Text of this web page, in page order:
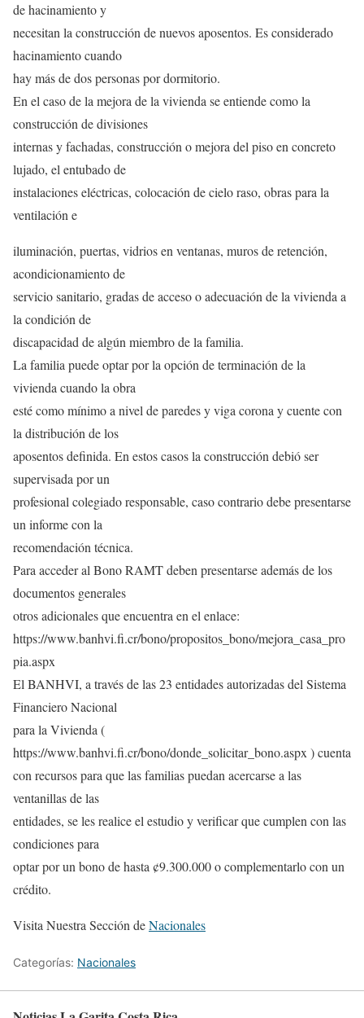
de hacinamiento y
necesitan la construcción de nuevos aposentos. Es considerado
hacinamiento cuando
hay más de dos personas por dormitorio.
En el caso de la mejora de la vivienda se entiende como la
construcción de divisiones
internas y fachadas, construcción o mejora del piso en concreto
lujado, el entubado de
instalaciones eléctricas, colocación de cielo raso, obras para la
ventilación e
iluminación, puertas, vidrios en ventanas, muros de retención,
acondicionamiento de
servicio sanitario, gradas de acceso o adecuación de la vivienda a
la condición de
discapacidad de algún miembro de la familia.
La familia puede optar por la opción de terminación de la
vivienda cuando la obra
esté como mínimo a nivel de paredes y viga corona y cuente con
la distribución de los
aposentos definida. En estos casos la construcción debió ser
supervisada por un
profesional colegiado responsable, caso contrario debe presentarse
un informe con la
recomendación técnica.
Para acceder al Bono RAMT deben presentarse además de los
documentos generales
otros adicionales que encuentra en el enlace:
https://www.banhvi.fi.cr/bono/propositos_bono/mejora_casa_pro
pia.aspx
El BANHVI, a través de las 23 entidades autorizadas del Sistema
Financiero Nacional
para la Vivienda (
https://www.banhvi.fi.cr/bono/donde_solicitar_bono.aspx ) cuenta
con recursos para que las familias puedan acercarse a las
ventanillas de las
entidades, se les realice el estudio y verificar que cumplen con las
condiciones para
optar por un bono de hasta ¢9.300.000 o complementarlo con un
crédito.
Visita Nuestra Sección deNacionales
Categorías: Nacionales